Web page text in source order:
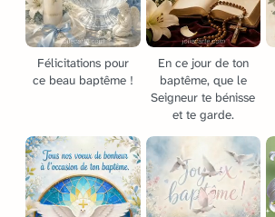
Félicitations pour
ce beau baptême !
En ce jour de ton
baptême, que le
Seigneur te bénisse
et te garde.